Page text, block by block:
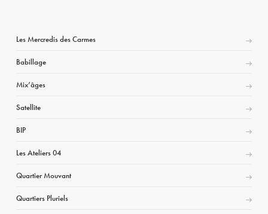
Les Mercredis des Carmes
Babillage
Mix’âges
Satellite
BIP
Les Ateliers 04
Quartier Mouvant
Quartiers Pluriels